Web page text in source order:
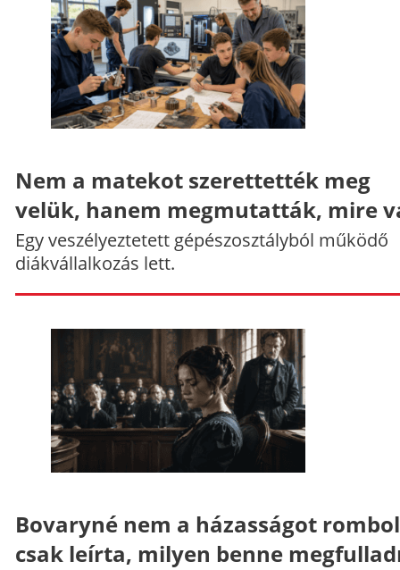
Nem a matekot szerettették meg
velük, hanem megmutatták, mire
Egy veszélyeztetett gépészosztályból működő
diákvállalkozás lett.
Bovaryné nem a házasságot
csak leírta, milyen benne